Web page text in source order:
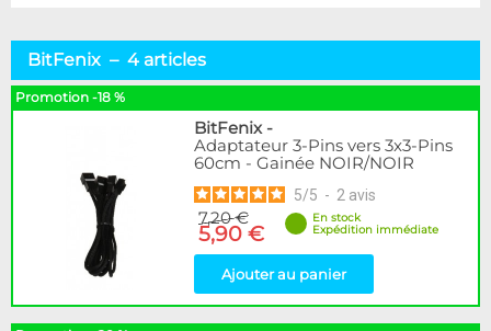
BitFenix – 4 articles
Promotion -18 %
BitFenix-
Adaptateur 3-Pins vers 3x3-Pins
60cm - Gainée NOIR/NOIR
5/5 - 2 avis
7,20 €
5,90 €
En stock
Expédition immédiate
Ajouter au panier